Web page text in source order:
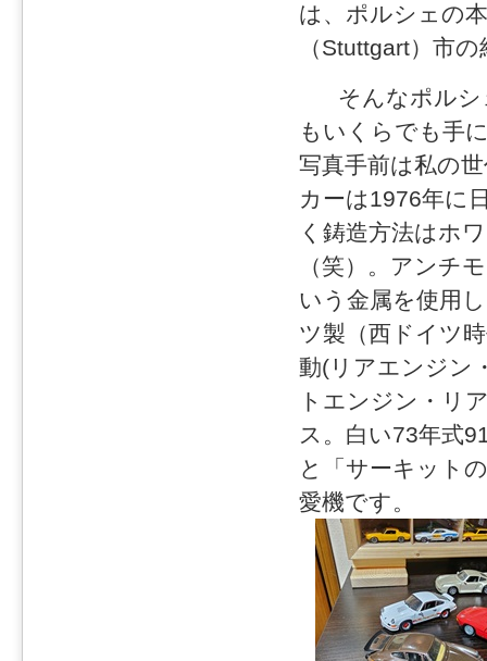
は、ポルシェの
（Stuttgart）市
そんなポルシ
もいくらでも手
写真手前は私の
カーは1976年に
く鋳造方法はホ
（笑）。アンチ
いう金属を使用
ツ製（西ドイツ
動(リアエンジン
トエンジン・リ
ス。白い73年式
と「サーキット
愛機です。